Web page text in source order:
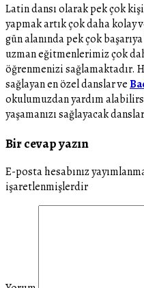
Latin dansı olarak pek çok
yapmak artık çok daha kolay
gün alanında pek çok
uzman eğitmenlerimiz çok
öğrenmenizi sağlamaktadır.
sağlayan en özel danslar ve
okulumuzdan yardım
yaşamanızı sağlayacak
Bir cevap yazın
E-posta hesabınız
işaretlenmişlerdir